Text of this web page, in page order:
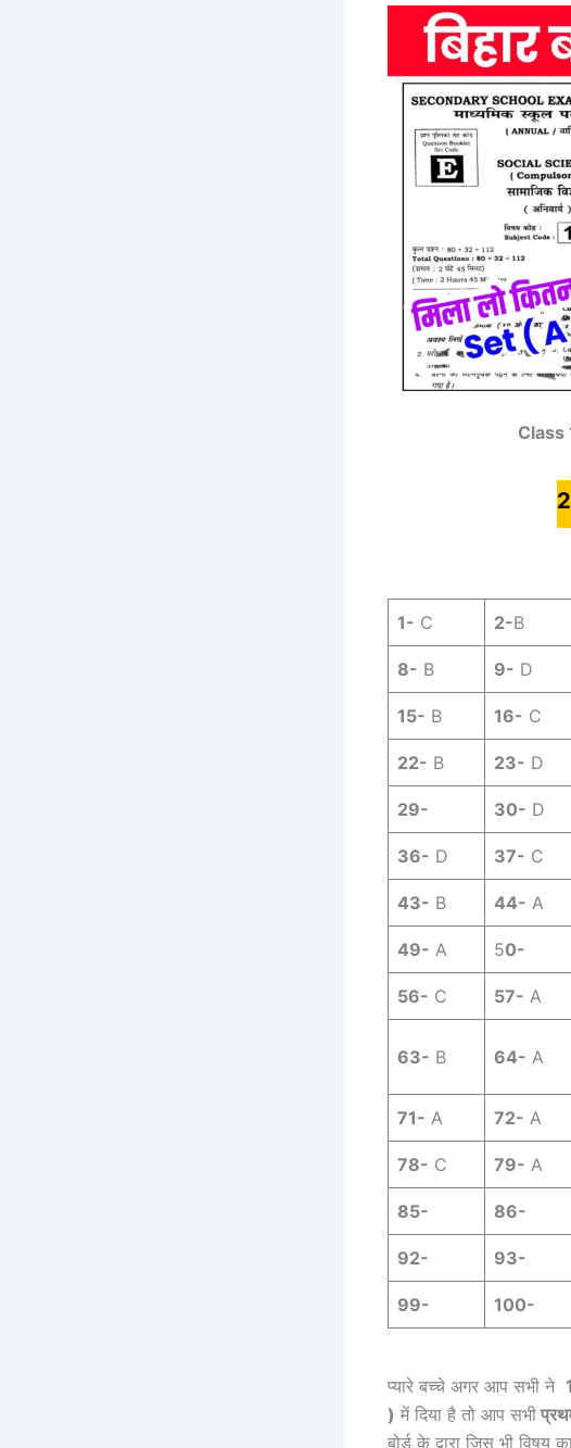
Class
1- C 2-B
8- B 9- D
15- B 16- C
22- B 23- D
29- 30- D
36- D 37- C
43- B 44- A
49- A 50-
56- C 57- A
63- B 64- A
71- A 72- A
78- C 79- A
85- 86-
92- 93-
99- 100-
प्यारे बच्चे अगर आप सभी ने
) में दिया है तो आप सभी
बोर्ड के द्वारा जिस भी